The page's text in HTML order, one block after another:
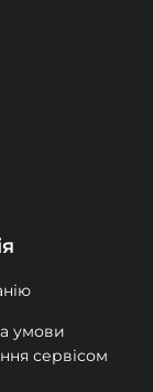
умови
сервісом